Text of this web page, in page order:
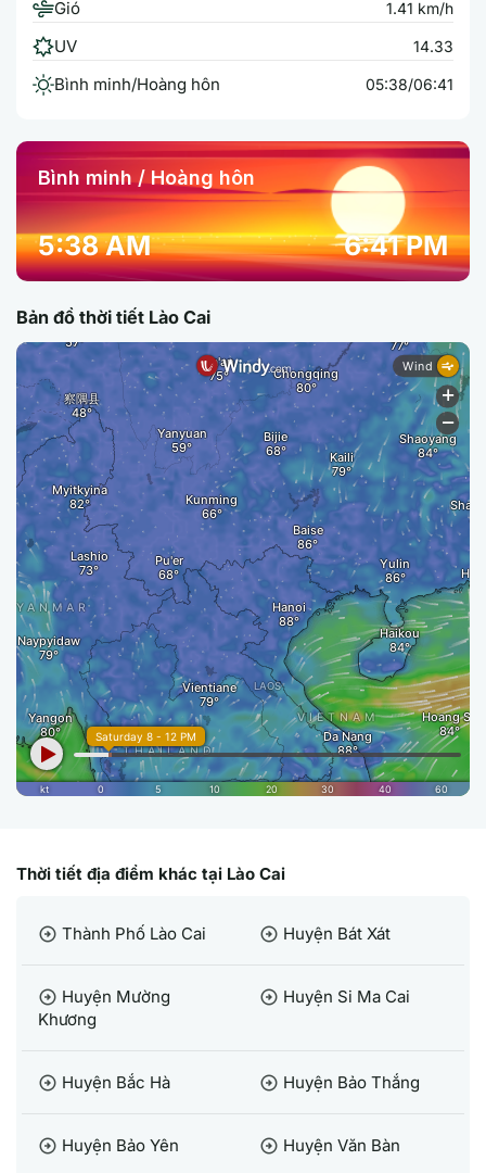
Gió 1.41 km/h
UV 14.33
Bình minh/Hoàng hôn 05:38/06:41
Bình minh / Hoàng hôn
5:38 AM 6:41 PM
Bản đồ thời tiết Lào Cai
Thời tiết địa điểm khác tại Lào Cai
arrow_circle_right Thành Phố Lào Cai arrow_circle_right Huyện Bát Xát
arrow_circle_right Huyện Mường
Khương
arrow_circle_right Huyện Si Ma Cai
arrow_circle_right Huyện Bắc Hà arrow_circle_right Huyện Bảo Thắng
arrow_circle_right Huyện Bảo Yên arrow_circle_right Huyện Văn Bàn